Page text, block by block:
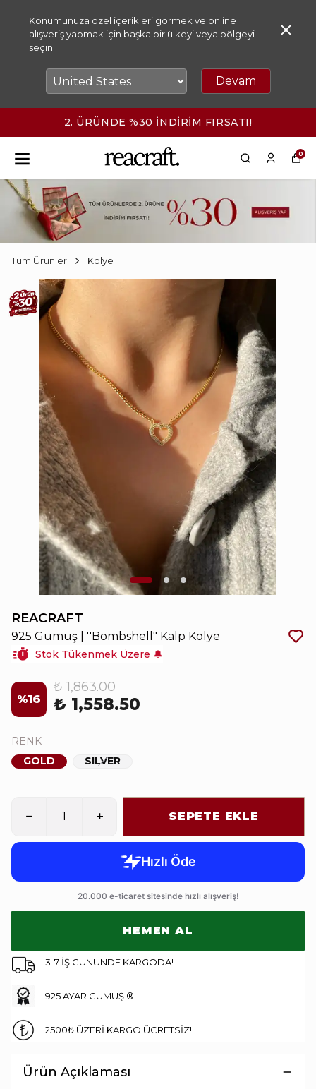
Konumunuza özel içerikleri görmek ve online
alışveriş yapmak için başka bir ülkeyi veya bölgeyi
seçin.
Devam
2. ÜRÜNDE %30 İNDİRİM FIRSATI!
0
Tüm Ürünler Kolye
REACRAFT
925 Gümüş | ''Bombshell" Kalp Kolye
Stok Tükenmek Üzere 🔔
%16
₺ 1,863.00
₺ 1,558.50
RENK
GOLD
SILVER
SEPETE EKLE
HEMEN AL
3-7 İŞ GÜNÜNDE KARGODA!
925 AYAR GÜMÜŞ ®
2500₺ ÜZERİ KARGO ÜCRETSİZ!
Ürün Açıklaması